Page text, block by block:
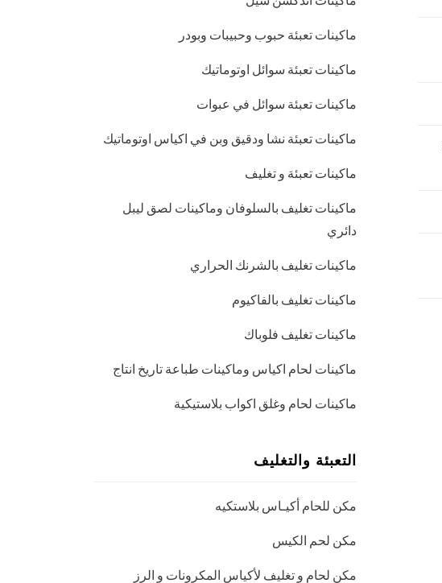
ماكينات تعبئة حبوب وحبيبات وبودر
ماكينات تعبئة سوائل اوتوماتيك
ماكينات تعبئة سوائل في عبوات
ماكينات تعبئة نشا ودقيق وبن في اكياس اوتوماتيك
ماكينات تعبئة و تغليف
ماكينات تغليف بالسلوفان وماكينات لصق ليبل
دائري
ماكينات تغليف بالشرنك الحراري
ماكينات تغليف بالفاكيوم
ماكينات تغليف فلوباك
ماكينات لحام اكياس وماكينات طباعة تاريخ انتاج
ماكينات لحام وغلق اكواب بلاستيكية
التعبئة والتغليف
مكن للحام أكيـاس بلاستكيه
مكن لحم الكيس
مكن لحام و تغليف لأكياس المكرونات و الرز